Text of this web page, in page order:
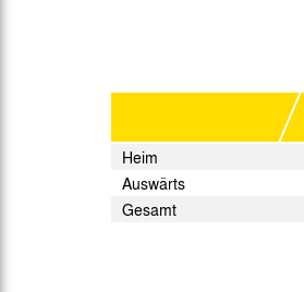
Heim
Auswärts
Gesamt